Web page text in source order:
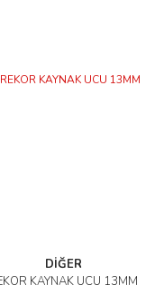
DİĞER
KAYNAK UCU 13MM